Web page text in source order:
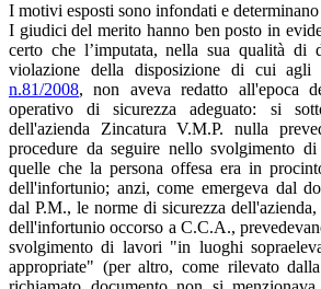
I motivi esposti sono infondati e
I giudici del merito hanno ben posto in
certo che l’imputata, nella sua qualità di
violazione della disposizione di cui agli
n.81/2008, non aveva redatto all'epoca
operativo di sicurezza adeguato: si
dell'azienda Zincatura V.M.P. nulla
procedure da seguire nello svolgimento
quelle che la persona offesa era in
dell'infortunio; anzi, come emergeva dal
dal P.M., le norme di sicurezza
dell'infortunio occorso a C.C.A.,
svolgimento di lavori "in luoghi
appropriate" (per altro, come rilevato